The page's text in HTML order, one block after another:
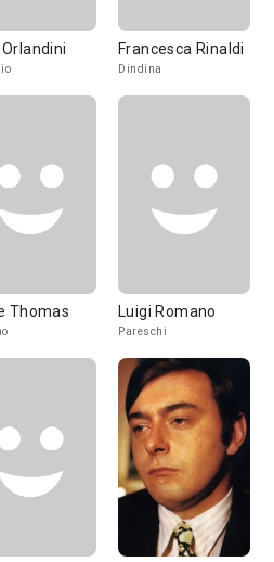
Orlandini Francesca Rinaldi
Dindina
Thomas Luigi Romano
Pareschi